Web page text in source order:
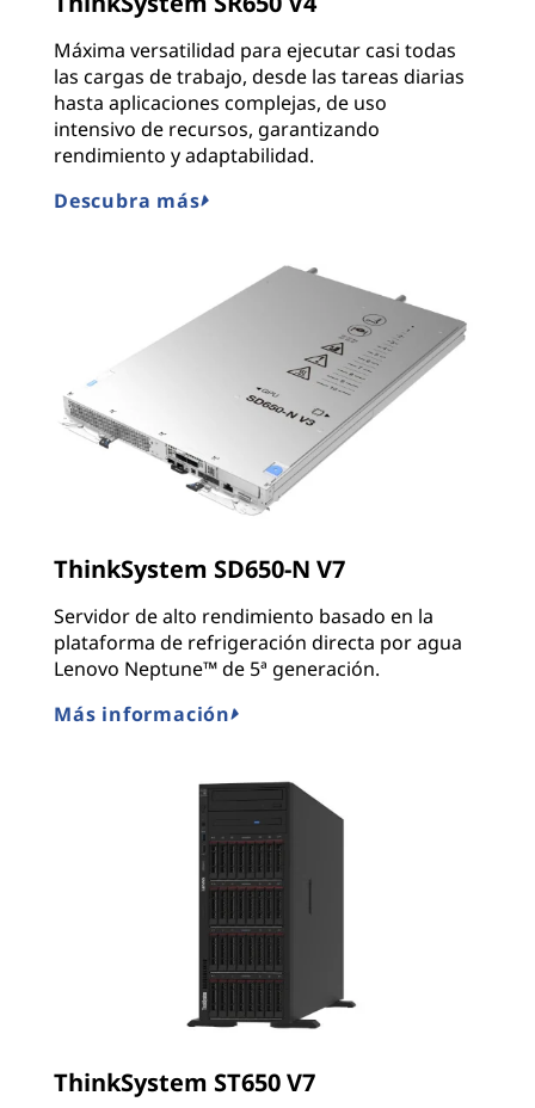
Máxima versatilidad para ejecutar casi todas
las cargas de trabajo, desde las tareas diarias
hasta aplicaciones complejas, de uso
intensivo de recursos, garantizando
rendimiento y adaptabilidad.
Descubra más
ThinkSystem SD650-N V7
Servidor de alto rendimiento basado en la
plataforma de refrigeración directa por agua
Lenovo Neptune™ de 5ª generación.
Más información
ThinkSystem ST650 V7